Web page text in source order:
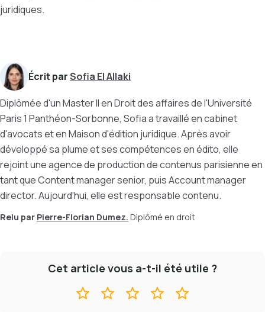
juridiques.
Écrit parSofia El Allaki
Diplômée d'un Master II en Droit des affaires de l'Université
Paris 1 Panthéon-Sorbonne, Sofia a travaillé en cabinet
d'avocats et en Maison d'édition juridique. Après avoir
développé sa plume et ses compétences en édito, elle
rejoint une agence de production de contenus parisienne en
tant que Content manager senior, puis Account manager
director. Aujourd'hui, elle est responsable contenu.
Relu par Pierre-Florian Dumez. Diplômé en droit
Cet article vous a-t-il été utile ?